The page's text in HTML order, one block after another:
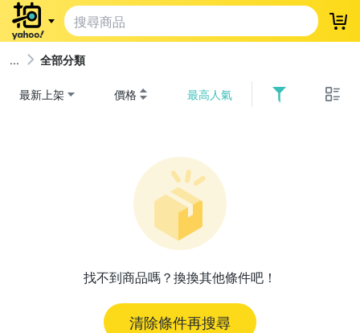
登
全部分類
最新上架 價格 最高人氣
找不到商品嗎？換換其他條件吧！
清除條件再搜尋